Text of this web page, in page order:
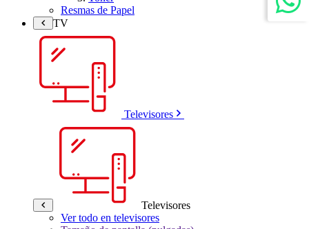
Resmas de Papel
TV
Televisores
Televisores
Ver todo en televisores